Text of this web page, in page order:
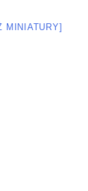
MINIATURY]